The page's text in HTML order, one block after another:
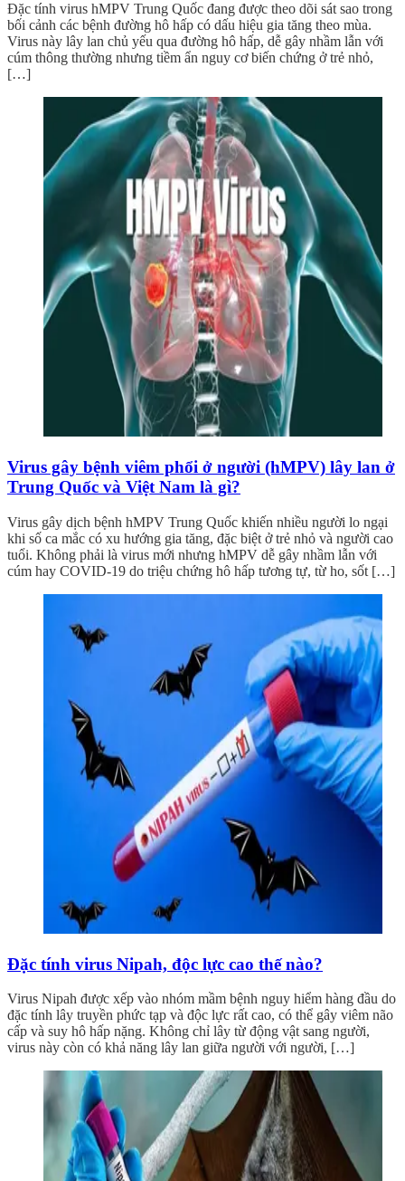
Đặc tính virus hMPV Trung Quốc đang được theo dõi sát sao trong
bối cảnh các bệnh đường hô hấp có dấu hiệu gia tăng theo mùa.
Virus này lây lan chủ yếu qua đường hô hấp, dễ gây nhầm lẫn với
cúm thông thường nhưng tiềm ẩn nguy cơ biến chứng ở trẻ nhỏ,
[…]
Virus gây bệnh viêm phổi ở người (hMPV) lây lan ở
Trung Quốc và Việt Nam là gì?
Virus gây dịch bệnh hMPV Trung Quốc khiến nhiều người lo ngại
khi số ca mắc có xu hướng gia tăng, đặc biệt ở trẻ nhỏ và người cao
tuổi. Không phải là virus mới nhưng hMPV dễ gây nhầm lẫn với
cúm hay COVID-19 do triệu chứng hô hấp tương tự, từ ho, sốt […]
Đặc tính virus Nipah, độc lực cao thế nào?
Virus Nipah được xếp vào nhóm mầm bệnh nguy hiểm hàng đầu do
đặc tính lây truyền phức tạp và độc lực rất cao, có thể gây viêm não
cấp và suy hô hấp nặng. Không chỉ lây từ động vật sang người,
virus này còn có khả năng lây lan giữa người với người, […]